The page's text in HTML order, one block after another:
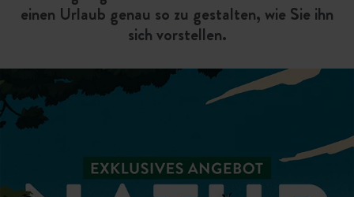
einen Urlaub genau so zu gestalten, wie Sie ihn
sich vorstellen.